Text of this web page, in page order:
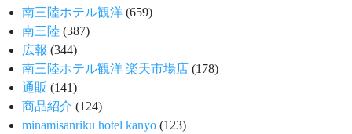
南三陸ホテル観洋 (659)
南三陸 (387)
広報 (344)
南三陸ホテル観洋 楽天市場店 (178)
通販 (141)
商品紹介 (124)
minamisanriku hotel kanyo (123)